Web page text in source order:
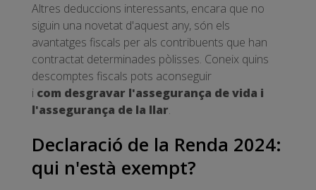
Altres deduccions interessants, encara que no
siguin una novetat d'aquest any, són els
avantatges fiscals per als contribuents que han
contractat determinades pòlisses. Coneix quins
descomptes fiscals pots aconseguir
i com desgravar l'assegurança de vida i
l'assegurança de la llar.
Declaració de la Renda 2024:
qui n'està exempt?